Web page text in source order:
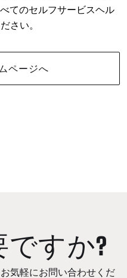
てのセルフサービスヘル
さい。
ページへ
すか?
気軽にお問い合わせくだ